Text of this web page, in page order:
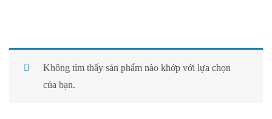
Không tìm thấy sản phẩm nào khớp với lựa chọn
của bạn.